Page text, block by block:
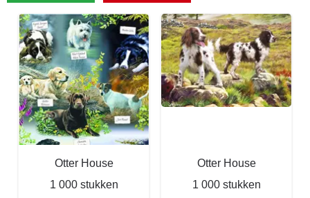
Otter House
1 000 stukken
Otter House
1 000 stukken